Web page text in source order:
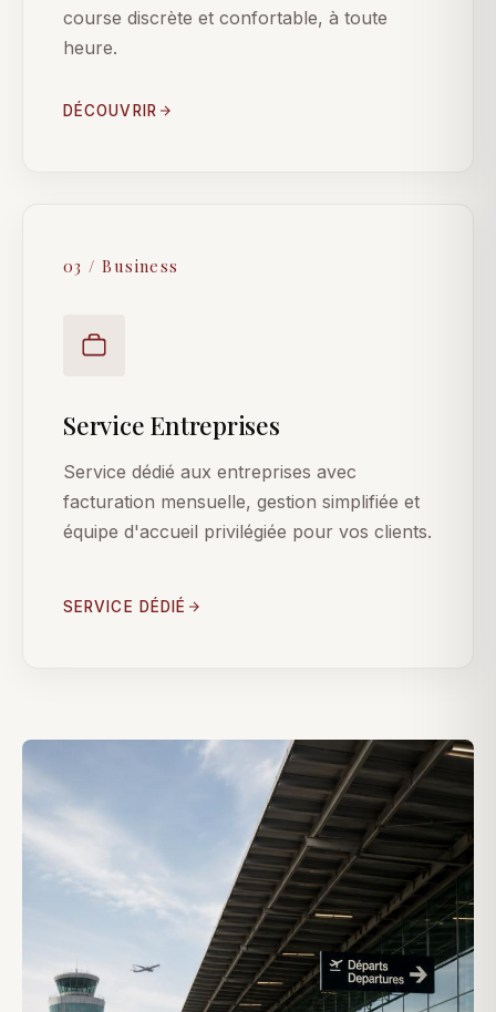
course discrète et confortable, à toute
heure.
DÉCOUVRIR
03 / Business
Service Entreprises
Service dédié aux entreprises avec
facturation mensuelle, gestion simplifiée et
équipe d'accueil privilégiée pour vos clients.
SERVICE DÉDIÉ